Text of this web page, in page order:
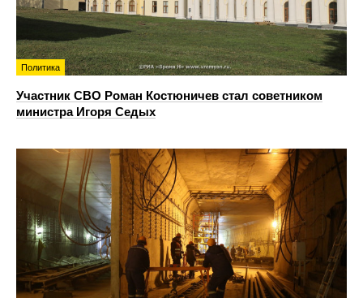
Политика
Участник СВО Роман Костюничев стал советником
министра Игоря Седых